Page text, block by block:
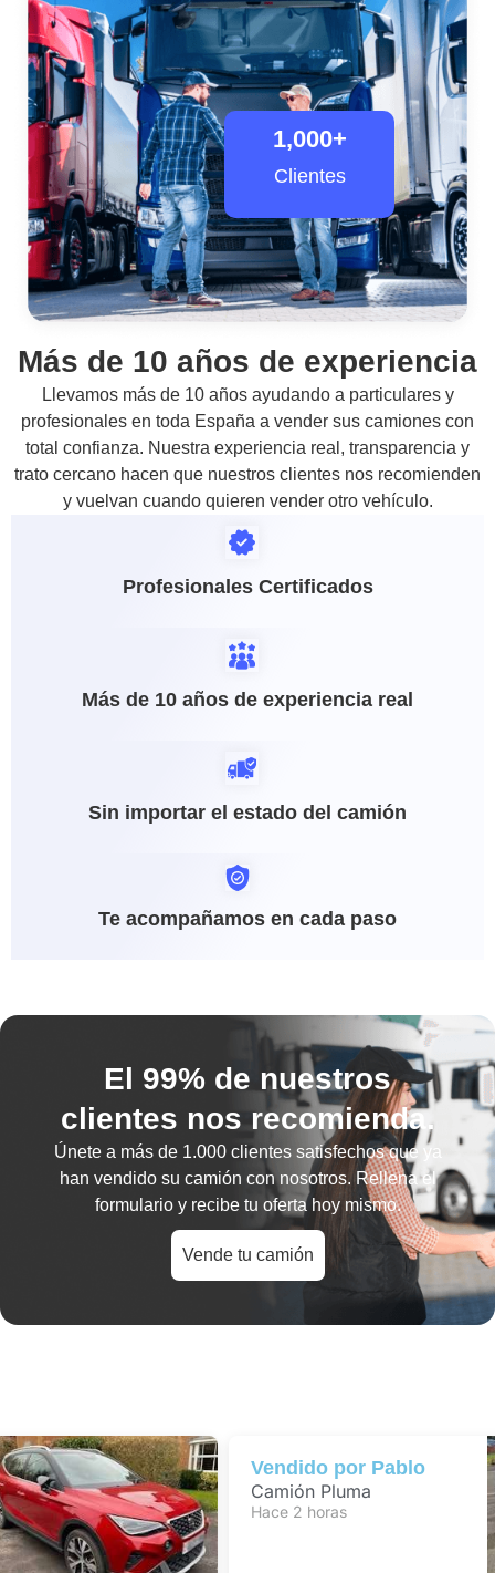
Clientes
1,000+
Más de 10 años de experiencia
Llevamos más de 10 años ayudando a particulares y
profesionales en toda España a vender sus camiones con
total confianza. Nuestra experiencia real, transparencia y
trato cercano hacen que nuestros clientes nos recomienden
y vuelvan cuando quieren vender otro vehículo.
Profesionales Certificados
Más de 10 años de experiencia real
Sin importar el estado del camión
Te acompañamos en cada paso
El 99% de nuestros
clientes nos recomienda.
Únete a más de 1.000 clientes satisfechosque ya
han vendido su camión con nosotros. Rellena el
formulario y recibe tu oferta hoy mismo.
Vende tu camión
Vendido porPablo
Camión Pluma
Hace 2 horas